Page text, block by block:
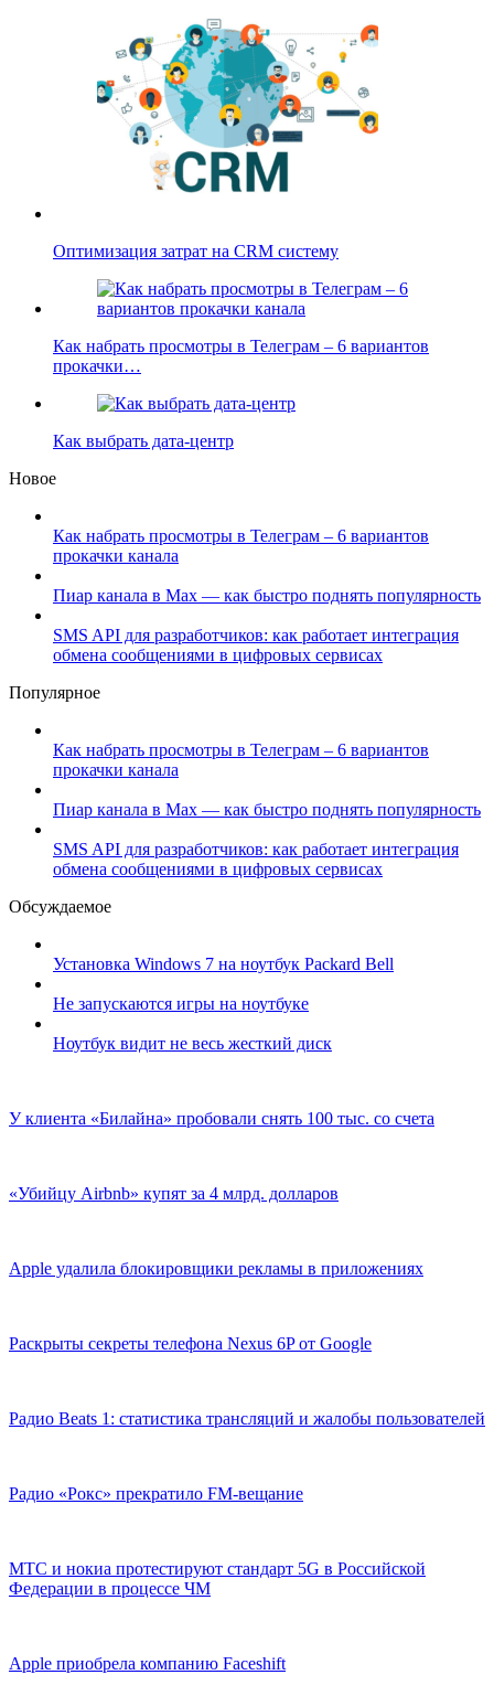
Оптимизация затрат на CRM систему
Как набрать просмотры в Телеграм – 6 вариантов
прокачки…
Как выбрать дата-центр
Новое
Как набрать просмотры в Телеграм – 6 вариантов
прокачки канала
Пиар канала в Max — как быстро поднять популярность
SMS API для разработчиков: как работает интеграция
обмена сообщениями в цифровых сервисах
Популярное
Как набрать просмотры в Телеграм – 6 вариантов
прокачки канала
Пиар канала в Max — как быстро поднять популярность
SMS API для разработчиков: как работает интеграция
обмена сообщениями в цифровых сервисах
Обсуждаемое
Установка Windows 7 на ноутбук Packard Bell
Не запускаются игры на ноутбуке
Ноутбук видит не весь жесткий диск
У клиента «Билайна» пробовали снять 100 тыс. со счета
«Убийцу Airbnb» купят за 4 млрд. долларов
Apple удалила блокировщики рекламы в приложениях
Раскрыты секреты телефона Nexus 6P от Google
Радио Beats 1: статистика трансляций и жалобы пользователей
Радио «Рокс» прекратило FM-вещание
МТС и нокиа протестируют стандарт 5G в Российской
Федерации в процессе ЧМ
Apple приобрела компанию Faceshift